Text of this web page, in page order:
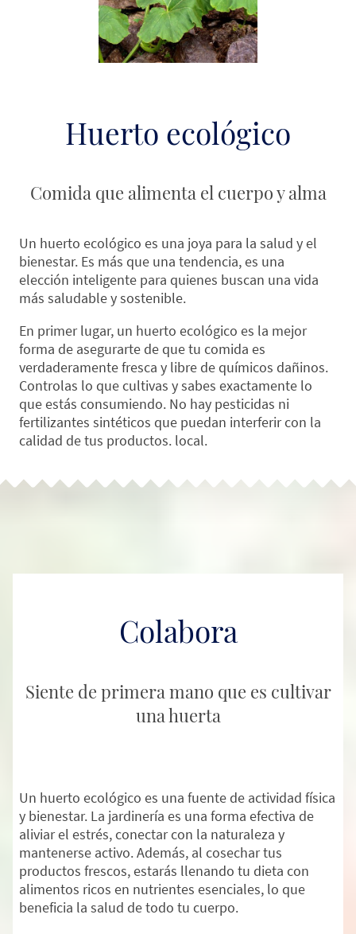
Huerto ecológico
Comida que alimenta el cuerpo y alma
Un huerto ecológico es una joya para la salud y el
bienestar. Es más que una tendencia, es una
elección inteligente para quienes buscan una vida
más saludable y sostenible.
En primer lugar, un huerto ecológico es la mejor
forma de asegurarte de que tu comida es
verdaderamente fresca y libre de químicos dañinos.
Controlas lo que cultivas y sabes exactamente lo
que estás consumiendo. No hay pesticidas ni
fertilizantes sintéticos que puedan interferir con la
calidad de tus productos. local.
Colabora
Siente de primera mano que es cultivar
una huerta
Un huerto ecológico es una fuente de actividad física
y bienestar. La jardinería es una forma efectiva de
aliviar el estrés, conectar con la naturaleza y
mantenerse activo. Además, al cosechar tus
productos frescos, estarás llenando tu dieta con
alimentos ricos en nutrientes esenciales, lo que
beneficia la salud de todo tu cuerpo.